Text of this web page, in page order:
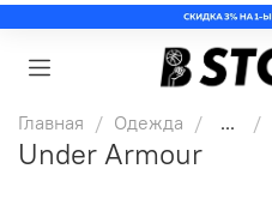
Главная Одежда ...
Under Armour